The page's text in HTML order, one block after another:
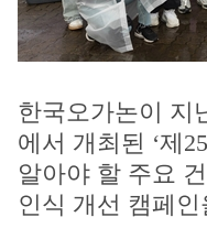
한국오가논이 지
에서 개최된 ‘제
알아야 할 주요
인식 개선 캠페인